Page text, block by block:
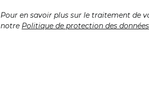
Pour en savoir plus sur le traitement de
notre Politique de protection des